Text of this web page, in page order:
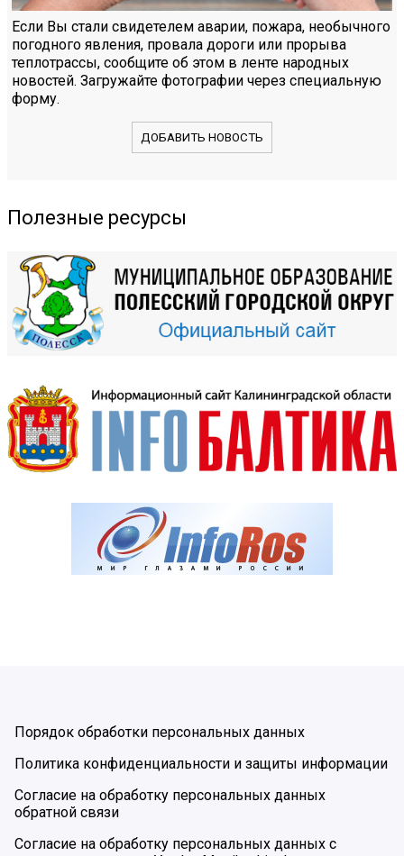
Если Вы стали свидетелем аварии, пожара, необычного
погодного явления, провала дороги или прорыва
теплотрассы, сообщите об этом в ленте народных
новостей. Загружайте фотографии через специальную
форму.
ДОБАВИТЬ НОВОСТЬ
Полезные ресурсы
Порядок обработки персональных данных
Политика конфиденциальности и защиты информации
Согласие на обработку персональных данных
обратной связи
Согласие на обработку персональных данных с